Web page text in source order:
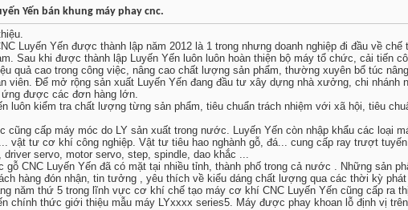
Yến bán khung máy phay cnc.
Luyến Yến được thành lập năm 2012 là 1 trong nhưng doanh nghiệp đi đầu về
Sau khi được thành lập Luyến Yến luôn luôn hoàn thiện bộ máy tổ chức, cải tiến
quả cao trong công việc, nâng cao chất lượng sản phẩm, thường xuyên bổ túc
viên. Để mở rộng sản xuất Luyến Yến đang đầu tư xây dựng nhà xưởng, chi nhánh
ứng được các đơn hàng lớn.
luôn kiểm tra chất lượng từng sản phẩm, tiêu chuẩn trách nhiệm với xã hội, tiêu
cũng cấp máy móc do LY sản xuất trong nước. Luyến Yến còn nhập khẩu các loại
vật tư cơ khí công nghiệp. Vật tư tiêu hao nghành gỗ, đá... cung cấp ray trượt
driver servo, motor servo, step, spindle, dao khắc ...
gỗ CNC Luyến Yến đã có mặt tại nhiều tỉnh, thành phố trong cả nước . Những sản
hàng đón nhận, tin tưởng , yêu thích về kiểu dáng chất lượng qua các thời kỳ phát
năm thứ 5 trong lĩnh vực cơ khí chế tạo máy cơ khí CNC Luyến Yến cũng cấp ra
chính thức giới thiệu mẫu máy LYxxxx series5. Máy được phay khoan lỗ định vị